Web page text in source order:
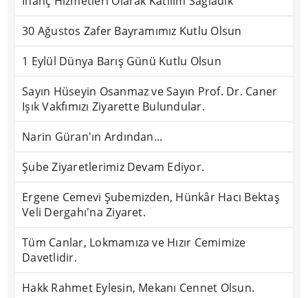
30 Ağustos Zafer Bayramımız Kutlu Olsun
1 Eylül Dünya Barış Günü Kutlu Olsun
Sayın Hüseyin Osanmaz ve Sayın Prof. Dr. Caner
Işık Vakfımızı Ziyarette Bulundular.
Narin Güran'ın Ardından...
Şube Ziyaretlerimiz Devam Ediyor.
Ergene Cemevi Şubemizden, Hünkâr Hacı Bektaş
Veli Dergahı'na Ziyaret.
Tüm Canlar, Lokmamıza ve Hızır Cemimize
Davetlidir.
Hakk Rahmet Eylesin, Mekanı Cennet Olsun.